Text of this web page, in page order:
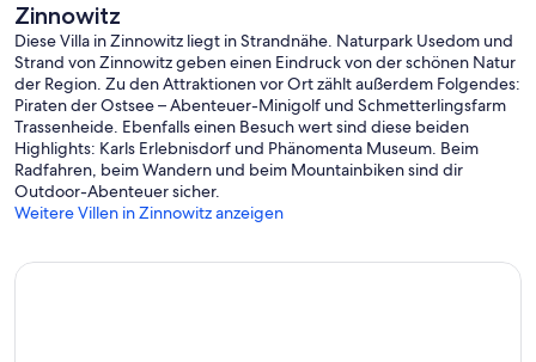
Zinnowitz
Diese Villa in Zinnowitz liegt in Strandnähe. Naturpark Usedom und
Strand von Zinnowitz geben einen Eindruck von der schönen Natur
der Region. Zu den Attraktionen vor Ort zählt außerdem Folgendes:
Piraten der Ostsee – Abenteuer-Minigolf und Schmetterlingsfarm
Trassenheide. Ebenfalls einen Besuch wert sind diese beiden
Highlights: Karls Erlebnisdorf und Phänomenta Museum. Beim
Radfahren, beim Wandern und beim Mountainbiken sind dir
Outdoor-Abenteuer sicher.
Weitere Villen in Zinnowitz anzeigen